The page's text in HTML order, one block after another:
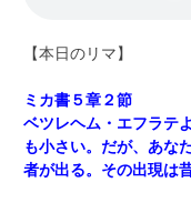
【本日のリマ】
ミカ書５章２節
ベツレヘム・エフラテ
も小さい。だが、あな
者が出る。その出現は